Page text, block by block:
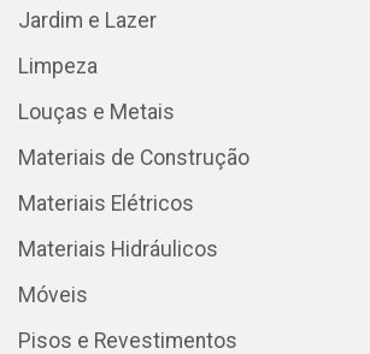
Jardim e Lazer
Limpeza
Louças e Metais
Materiais de Construção
Materiais Elétricos
Materiais Hidráulicos
Móveis
Pisos e Revestimentos